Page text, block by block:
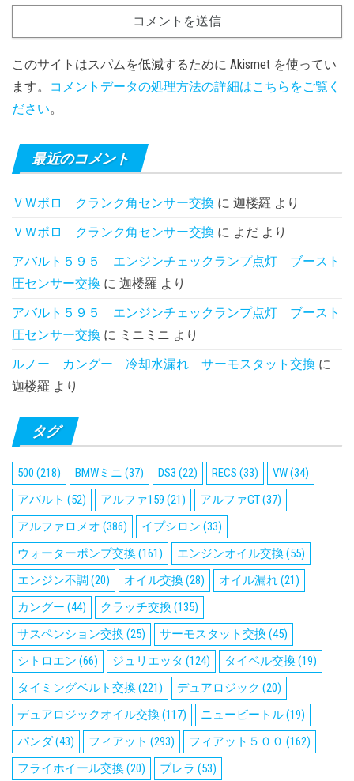
このサイトはスパムを低減するために Akismet を使ってい
ます。
コメントデータの処理方法の詳細はこちらをご覧く
ださい。
最近のコメント
ＶＷポロ クランク角センサー交換 に 迦楼羅 より
ＶＷポロ クランク角センサー交換 に よだ より
アバルト５９５ エンジンチェックランプ点灯 ブースト
圧センサー交換 に 迦楼羅 より
アバルト５９５ エンジンチェックランプ点灯 ブースト
圧センサー交換 に ミニミニ より
ルノー カングー 冷却水漏れ サーモスタット交換 に
迦楼羅 より
タグ
500 (218) BMWミニ (37) DS3 (22) RECS (33) VW(34)
アバルト (52) アルファ159 (21) アルファGT(37)
アルファロメオ (386) イプシロン (33)
ウォーターポンプ交換(161) エンジンオイル交換(55)
エンジン不調 (20) オイル交換(28) オイル漏れ(21)
カングー (44) クラッチ交換(135)
サスペンション交換(25) サーモスタット交換(45)
シトロエン (66) ジュリエッタ (124) タイベル交換(19)
タイミングベルト交換(221) デュアロジック (20)
デュアロジックオイル交換(117) ニュービートル(19)
パンダ(43) フィアット (293) フィアット５００ (162)
フライホイール交換(20) ブレラ (53)